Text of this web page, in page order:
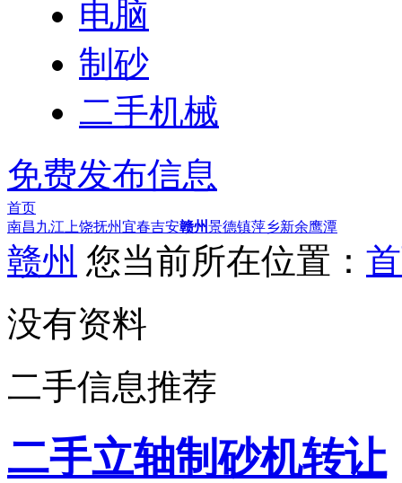
电脑
制砂
二手机械
免费发布信息
首页
南昌九江 上饶抚州宜春吉安赣州景德镇萍乡新余鹰潭
赣州 您当前所在位置：
没有资料
二手信息推荐
二手立轴制砂机转让